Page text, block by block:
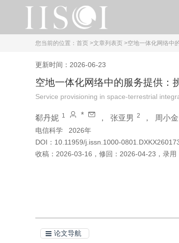
您当前的位置： 首页 >文章列表页 >空地一体化网络中
更新时间：2026-06-23
空地一体化网络中的服务提供：
Service provisioning in space-terrestrial
郗丹妮 1 * ， 张亚男 2 ， 周小金
电信科学
2026年
DOI： 10.11959/j.issn.1000-
收稿： 2026-03-16 ， 修回： 2026-04-23 ， 录用
论文导航